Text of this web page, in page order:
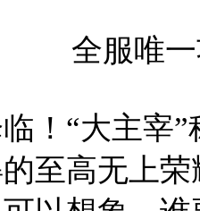
全服唯
！“大主宰
至高无上